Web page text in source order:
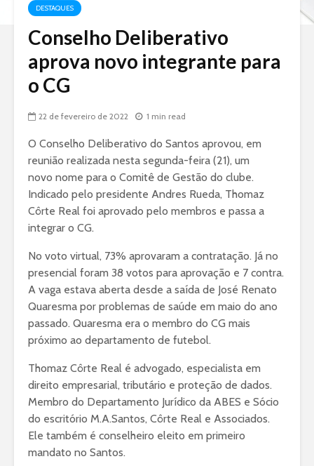
DESTAQUES
Conselho Deliberativo
aprova novo integrante para
o CG
22 de fevereiro de 2022 1 min read
O Conselho Deliberativo do Santos aprovou, em
reunião realizada nesta segunda-feira (21), um
novo nome para o Comitê de Gestão do clube.
Indicado pelo presidente Andres Rueda, Thomaz
Côrte Real foi aprovado pelo membros e passa a
integrar o CG.
No voto virtual, 73% aprovaram a contratação. Já no
presencial foram 38 votos para aprovação e 7 contra.
A vaga estava aberta desde a saída de José Renato
Quaresma por problemas de saúde em maio do ano
passado. Quaresma era o membro do CG mais
próximo ao departamento de futebol.
Thomaz Côrte Real é advogado, especialista em
direito empresarial, tributário e proteção de dados.
Membro do Departamento Jurídico da ABES e Sócio
do escritório M.A.Santos, Côrte Real e Associados.
Ele também é conselheiro eleito em primeiro
mandato no Santos.